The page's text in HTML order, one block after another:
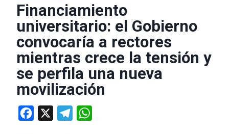
Financiamiento
universitario: el Gobierno
convocaría a rectores
mientras crece la tensión y
se perfila una nueva
movilización
Facebook Telegram